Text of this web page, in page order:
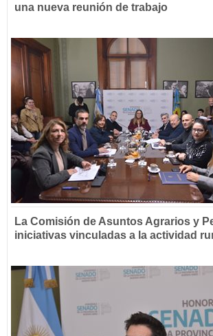
una nueva reunión de trabajo
La Comisión de Asuntos Agrarios y
iniciativas vinculadas a la actividad